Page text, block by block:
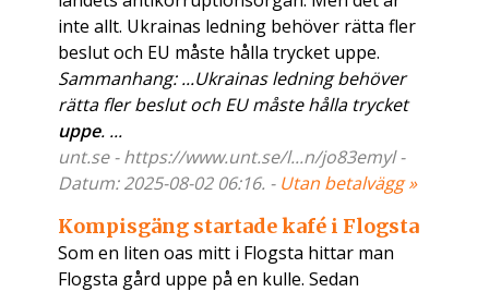
inte allt. Ukrainas ledning behöver rätta fler
beslut och EU måste hålla trycket uppe.
Sammanhang: ...Ukrainas ledning behöver
rätta fler beslut och EU måste hålla trycket
uppe. ...
unt.se - https://www.unt.se/l...n/jo83emyl -
Datum: 2025-08-02 06:16. - Utan betalvägg »
Kompisgäng startade kafé i Flogsta
Som en liten oas mitt i Flogsta hittar man
Flogsta gård uppe på en kulle. Sedan